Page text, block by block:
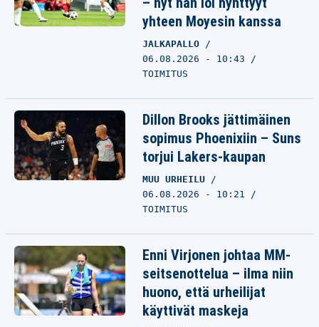
yhteen Moyesin kanssa
JALKAPALLO
06.08.2026 - 10:43
TOIMITUS
Dillon Brooks jättimäinen
sopimus Phoenixiin – Suns
torjui Lakers-kaupan
MUU URHEILU
06.08.2026 - 10:21
TOIMITUS
Enni Virjonen johtaa MM-
seitsenottelua – ilma niin
huono, että urheilijat
käyttivät maskeja